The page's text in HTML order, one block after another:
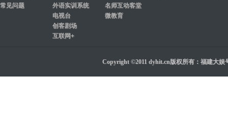
常见问题
外语实训系统
电视台
创客剧场
互联网+
名师互动客堂
微教育
Copyright ©2011 dyhit.cn版权所有：福建大娱